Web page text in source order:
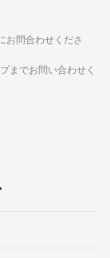
お問合わせくださ
までお問い合わせく